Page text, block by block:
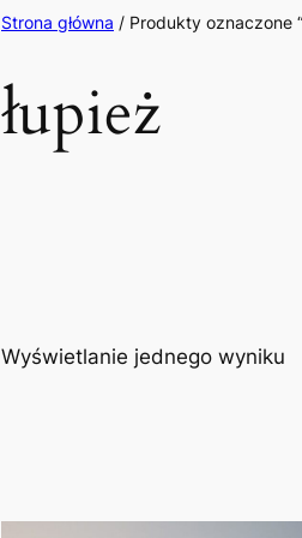
Strona główna / Produkty oznaczone
łupież
Wyświetlanie jednego wyniku